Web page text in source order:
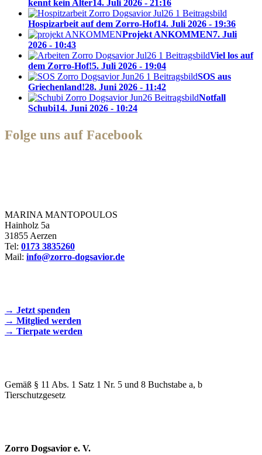
kennt kein Alter14. Juli 2026 - 21:16
Hospizarbeit auf dem Zorro-Hof14. Juli 2026 - 19:36
Projekt ANKOMMEN7. Juli
2026 - 10:43
Viel los auf
dem Zorro-Hof!5. Juli 2026 - 19:04
SOS aus
Griechenland!28. Juni 2026 - 11:42
Notfall
Schubi14. Juni 2026 - 10:24
Folge uns auf Facebook
MARINA MANTOPOULOS
Hainholz 5a
31855 Aerzen
Tel: 0173 3835260
Mail: info@zorro-dogsavior.de
→ Jetzt spenden
→ Mitglied werden
→ Tierpate werden
Gemäß § 11 Abs. 1 Satz 1 Nr. 5 und 8 Buchstabe a, b
Tierschutzgesetz
Zorro Dogsavior e. V.